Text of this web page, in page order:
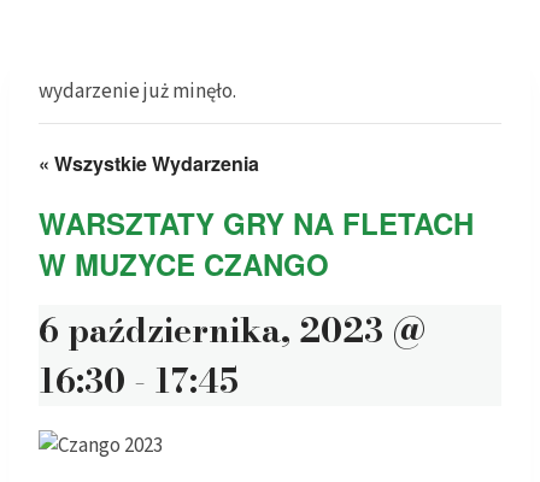
wydarzenie już minęło.
« Wszystkie Wydarzenia
WARSZTATY GRY NA FLETACH
W MUZYCE CZANGO
6 października, 2023 @
16:30 - 17:45